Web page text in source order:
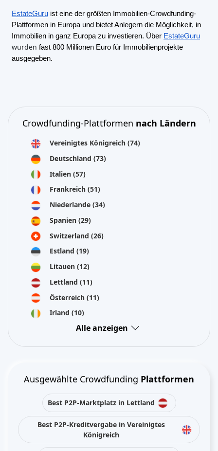
EstateGuru ist eine der größten Immobilien-Crowdfunding-
Plattformen in Europa und bietet Anlegern die Möglichkeit, in
Immobilien in ganz Europa zu investieren. Über EstateGuru
wurden fast 800 Millionen Euro für Immobilienprojekte
ausgegeben.
Crowdfunding-Plattformen nach Ländern
Vereinigtes Königreich (74)
Deutschland (73)
Italien (57)
Frankreich (51)
Niederlande (34)
Spanien (29)
Switzerland (26)
Estland (19)
Litauen (12)
Lettland (11)
Österreich (11)
Irland (10)
Alle anzeigen
Ausgewählte Crowdfunding Plattformen
Best P2P-Marktplatz in Lettland
Best P2P-Kreditvergabe in Vereinigtes
Königreich